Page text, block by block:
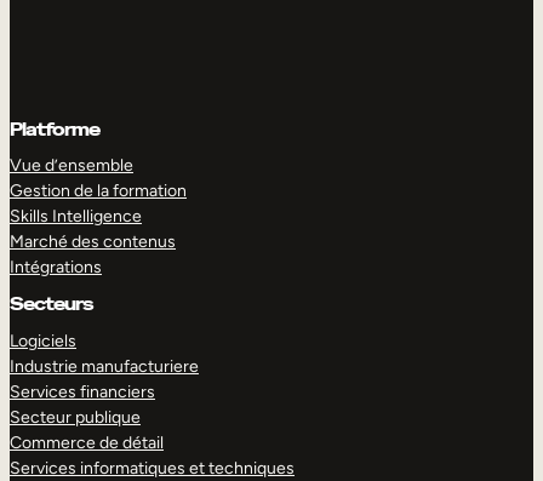
Platforme
Vue d’ensemble
Gestion de la formation
Skills Intelligence
Marché des contenus
Intégrations
Secteurs
Logiciels
Industrie manufacturiere
Services financiers
Secteur publique
Commerce de détail
Services informatiques et techniques